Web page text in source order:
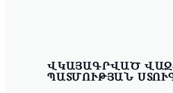
ՎԿԱՅԱԳՐՎԱԾ ՎԱԶՔ
ԱՏՄՈՒԹՅԱՆ